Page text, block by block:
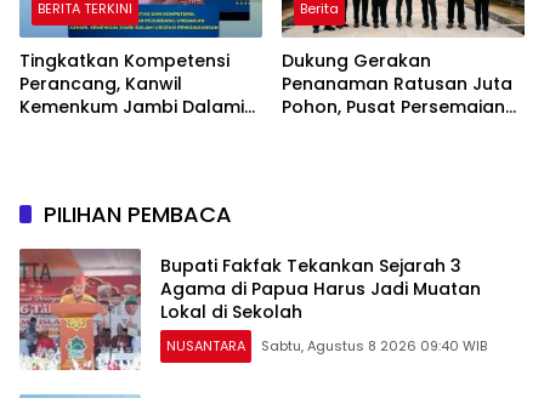
BERITA TERKINI
Tingkatkan Kompetensi
Perancang, Kanwil
Kemenkum Jambi Dalami
Berita
Dukung Gerakan
Penanaman Ratusan Juta
Pohon, Pusat Persemaian
PILIHAN PEMBACA
Bupati Fakfak Tekankan Sejarah 3
Agama di Papua Harus Jadi Muatan
Lokal di Sekolah
NUSANTARA Sabtu, Agustus 8 2026 09:40 WIB